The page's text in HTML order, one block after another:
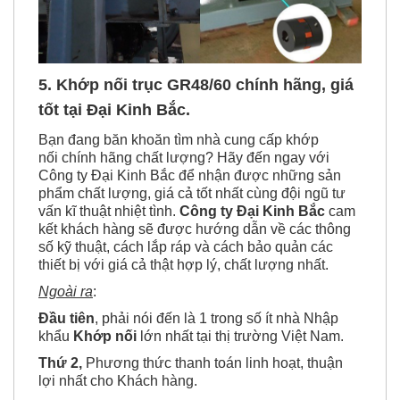
5. Khớp nối trục GR48/60 chính hãng, giá
tốt tại Đại Kinh Bắc.
Bạn đang băn khoăn tìm nhà cung cấp khớp
nối chính hãng chất lượng? Hãy đến ngay với
Công ty Đại Kinh Bắc để nhận được những sản
phẩm chất lượng, giá cả tốt nhất cùng đội ngũ tư
vấn kĩ thuật nhiệt tình. Công ty Đại Kinh Bắc cam
kết khách hàng sẽ được hướng dẫn về các thông
số kỹ thuật, cách lắp ráp và cách bảo quản các
thiết bị với giá cả thật hợp lý, chất lượng nhất.
Ngoài ra:
Đầu tiên, phải nói đến là 1 trong số ít nhà Nhập
khẩu Khớp nối lớn nhất tại thị trường Việt Nam.
Thứ 2, Phương thức thanh toán linh hoạt, thuận
lợi nhất cho Khách hàng.